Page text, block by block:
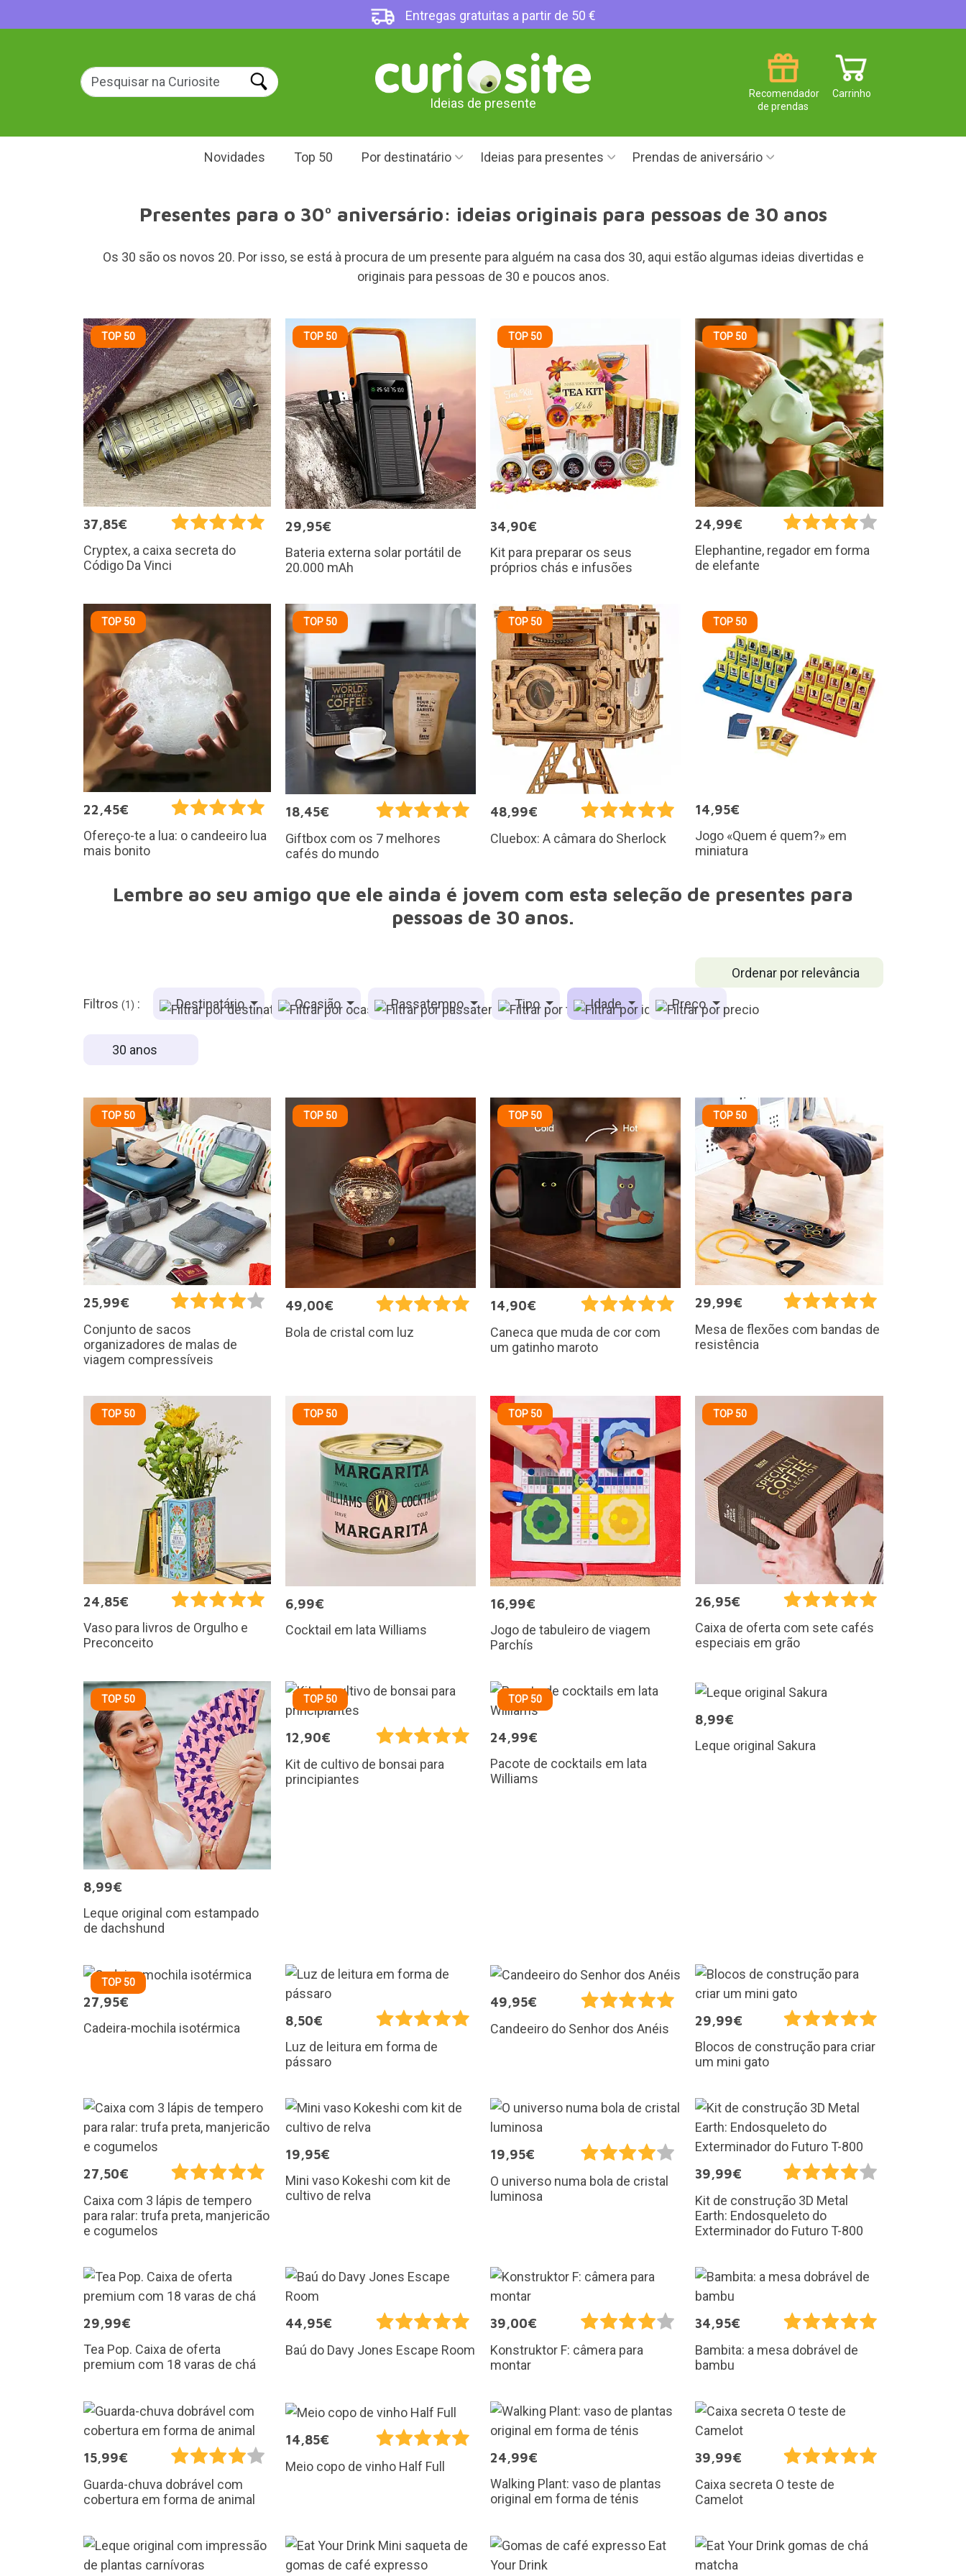
Entregas gratuitas a partir de 50 €
Ideias de presente
Carrinho
Recomendador
de prendas
Novidades Top 50 Por destinatário Ideias para presentes Prendas de aniversário
Presentes para o 30º aniversário: ideias originais para pessoas de 30 anos
Os 30 são os novos 20. Por isso, se está à procura de um presente para alguém na casa dos 30, aqui estão algumas ideias divertidas e
originais para pessoas de 30 e poucos anos.
TOP 50
37,85€
Cryptex, a caixa secreta do
Código Da Vinci
TOP 50
29,95€
Bateria externa solar portátil de
20.000 mAh
TOP 50
34,90€
Kit para preparar os seus
próprios chás e infusões
TOP 50
24,99€
Elephantine, regador em forma
de elefante
TOP 50
22,45€
Ofereço-te a lua: o candeeiro lua
mais bonito
TOP 50
18,45€
Giftbox com os 7 melhores
cafés do mundo
TOP 50
48,99€
Cluebox: A câmara do Sherlock
TOP 50
14,95€
Jogo «Quem é quem?» em
miniatura
Lembre ao seu amigo que ele ainda é jovem com esta seleção de presentes para
pessoas de 30 anos.
Ordenar por relevância
Filtros (1) : Destinatário Ocasião Passatempo Tipo Idade Preço
30 anos
TOP 50
25,99€
Conjunto de sacos
organizadores de malas de
viagem compressíveis
TOP 50
49,00€
Bola de cristal com luz
TOP 50
14,90€
Caneca que muda de cor com
um gatinho maroto
TOP 50
29,99€
Mesa de flexões com bandas de
resistência
TOP 50
24,85€
Vaso para livros de Orgulho e
Preconceito
TOP 50
6,99€
Cocktail em lata Williams
TOP 50
16,99€
Jogo de tabuleiro de viagem
Parchís
TOP 50
26,95€
Caixa de oferta com sete cafés
especiais em grão
TOP 50
8,99€
Leque original com estampado
de dachshund
TOP 50
12,90€
Kit de cultivo de bonsai para
principiantes
TOP 50
24,99€
Pacote de cocktails em lata
Williams
8,99€
Leque original Sakura
TOP 50
27,95€
Cadeira-mochila isotérmica
8,50€
Luz de leitura em forma de
pássaro
49,95€
Candeeiro do Senhor dos Anéis
29,99€
Blocos de construção para criar
um mini gato
27,50€
Caixa com 3 lápis de tempero
para ralar: trufa preta, manjericão
e cogumelos
19,95€
Mini vaso Kokeshi com kit de
cultivo de relva
19,95€
O universo numa bola de cristal
luminosa
39,99€
Kit de construção 3D Metal
Earth: Endosqueleto do
Exterminador do Futuro T-800
29,99€
Tea Pop. Caixa de oferta
premium com 18 varas de chá
44,95€
Baú do Davy Jones Escape Room
39,00€
Konstruktor F: câmera para
montar
34,95€
Bambita: a mesa dobrável de
bambu
15,99€
Guarda-chuva dobrável com
cobertura em forma de animal
14,85€
Meio copo de vinho Half Full
24,99€
Walking Plant: vaso de plantas
original em forma de ténis
39,99€
Caixa secreta O teste de
Camelot